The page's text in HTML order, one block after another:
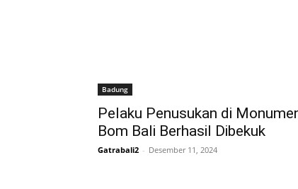
Badung
Pelaku Penusukan di
Bom Bali Berhasil Dibekuk
Gatrabali2 - Desember 11, 2024